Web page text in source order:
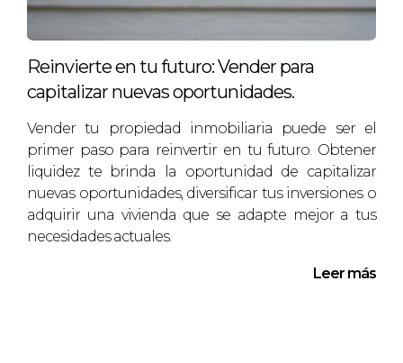
Reinvierte en tu futuro: Vender para
capitalizar nuevas oportunidades.
Vender tu propiedad inmobiliaria puede ser el
primer paso para reinvertir en tu futuro. Obtener
liquidez te brinda la oportunidad de capitalizar
nuevas oportunidades, diversificar tus inversiones o
adquirir una vivienda que se adapte mejor a tus
necesidades actuales.
Leer más